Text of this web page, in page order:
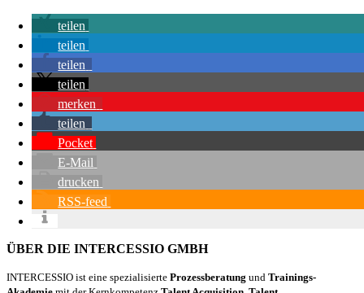
teilen
teilen
teilen
teilen
merken
teilen
Pocket
E-Mail
drucken
RSS-feed
ÜBER DIE INTERCESSIO GMBH
INTERCESSIO ist eine spezialisierte Prozessberatung und Trainings-